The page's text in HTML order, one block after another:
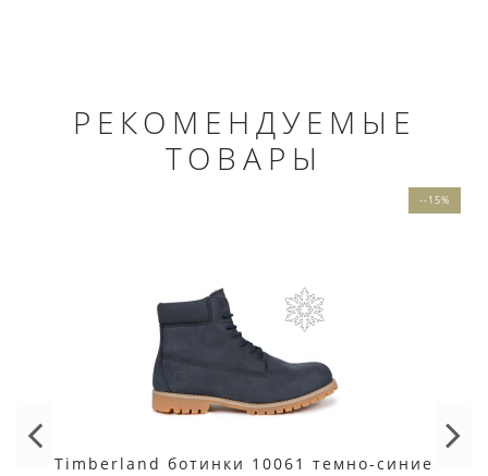
РЕКОМЕНДУЕМЫЕ
ТОВАРЫ
--15%
Timberland ботинки 10061 темно-синие